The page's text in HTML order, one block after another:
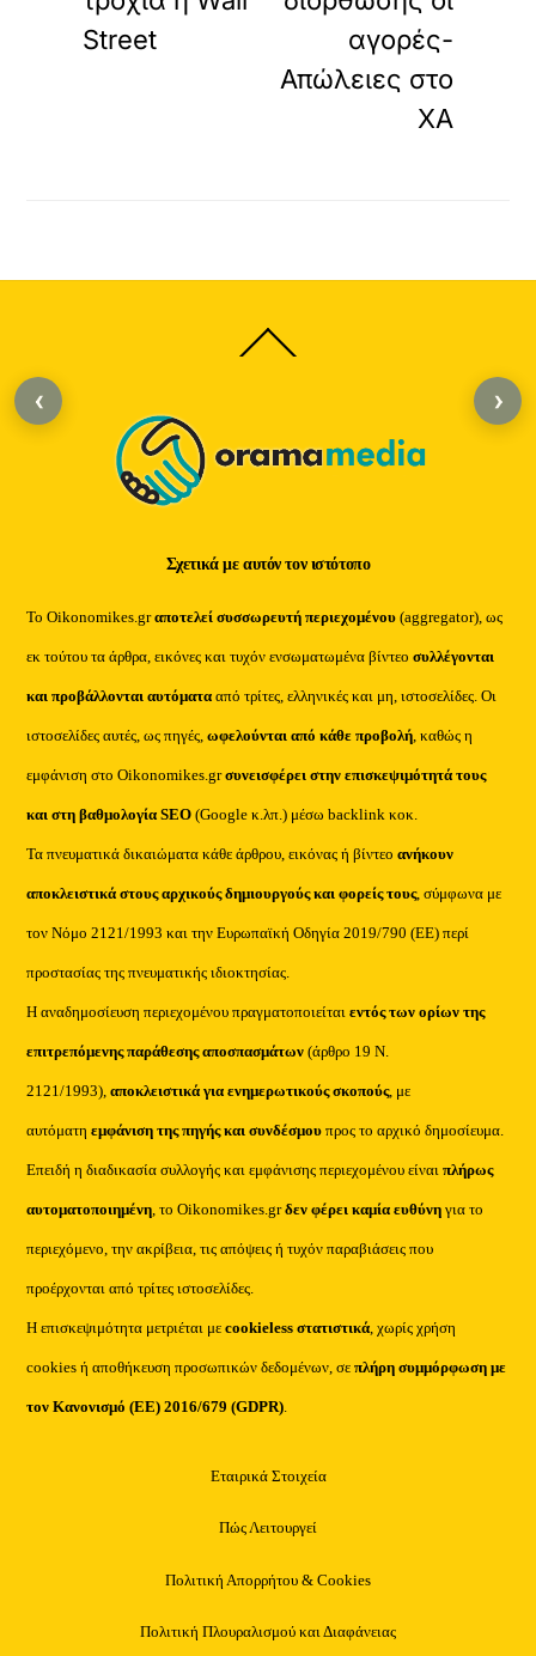
Street
αγορές-
Απώλειες στο
ΧΑ
Back
To
Σχετικά με αυτόν τον ιστότοπο
Το Oikonomikes.grαποτελεί συσσωρευτή περιεχομένου (aggregator), ως
εκ τούτου τα άρθρα, εικόνες και τυχόν ενσωματωμένα βίντεοσυλλέγονται
και προβάλλονται αυτόματααπό τρίτες, ελληνικές και μη, ιστοσελίδες. Οι
ιστοσελίδες αυτές, ως πηγές,ωφελούνται από κάθε προβολή, καθώς η
εμφάνιση στο Oikonomikes.grσυνεισφέρει στην επισκεψιμότητά τους
και στη βαθμολογία SEO (Google κ.λπ.) μέσω backlink κοκ.
Τα πνευματικά δικαιώματα κάθε άρθρου, εικόνας ή βίντεοανήκουν
αποκλειστικά στους αρχικούς δημιουργούς και φορείς τους, σύμφωνα με
τον Νόμο 2121/1993 και την Ευρωπαϊκή Οδηγία 2019/790 (ΕΕ) περί
προστασίας της πνευματικής ιδιοκτησίας.
Η αναδημοσίευση περιεχομένου πραγματοποιείταιεντός των ορίων της
επιτρεπόμενης παράθεσης αποσπασμάτων (άρθρο 19 Ν.
2121/1993), αποκλειστικά για ενημερωτικούς σκοπούς, με
αυτόματηεμφάνιση της πηγής και συνδέσμου προς το αρχικό δημοσίευμα.
Επειδή η διαδικασία συλλογής και εμφάνισης περιεχομένου είναιπλήρως
αυτοματοποιημένη, το Oikonomikes.grδεν φέρει καμία ευθύνη για το
περιεχόμενο, την ακρίβεια, τις απόψεις ή τυχόν παραβιάσεις που
προέρχονται από τρίτες ιστοσελίδες.
Η επισκεψιμότητα μετριέται μεcookieless στατιστικά, χωρίς χρήση
cookies ή αποθήκευση προσωπικών δεδομένων, σεπλήρη συμμόρφωση με
τον Κανονισμό (ΕΕ) 2016/679 (GDPR).
Εταιρικά Στοιχεία
Πώς Λειτουργεί
Πολιτική Απορρήτου & Cookies
Πολιτική Πλουραλισμού και Διαφάνειας
‹ ›